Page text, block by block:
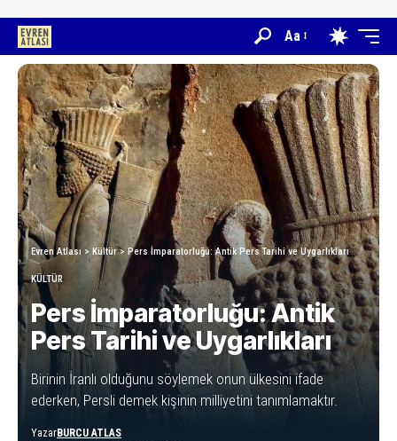
Aa
Evren Atlası > Kültür>Pers İmparatorluğu: Antik Pers Tarihi ve Uygarlıkları
KÜLTÜR
Pers İmparatorluğu: Antik
Pers Tarihi ve Uygarlıkları
Birinin İranlı olduğunu söylemek onun ülkesini ifade
ederken, Persli demek kişinin milliyetini tanımlamaktır.
YazarBURCU ATLAS